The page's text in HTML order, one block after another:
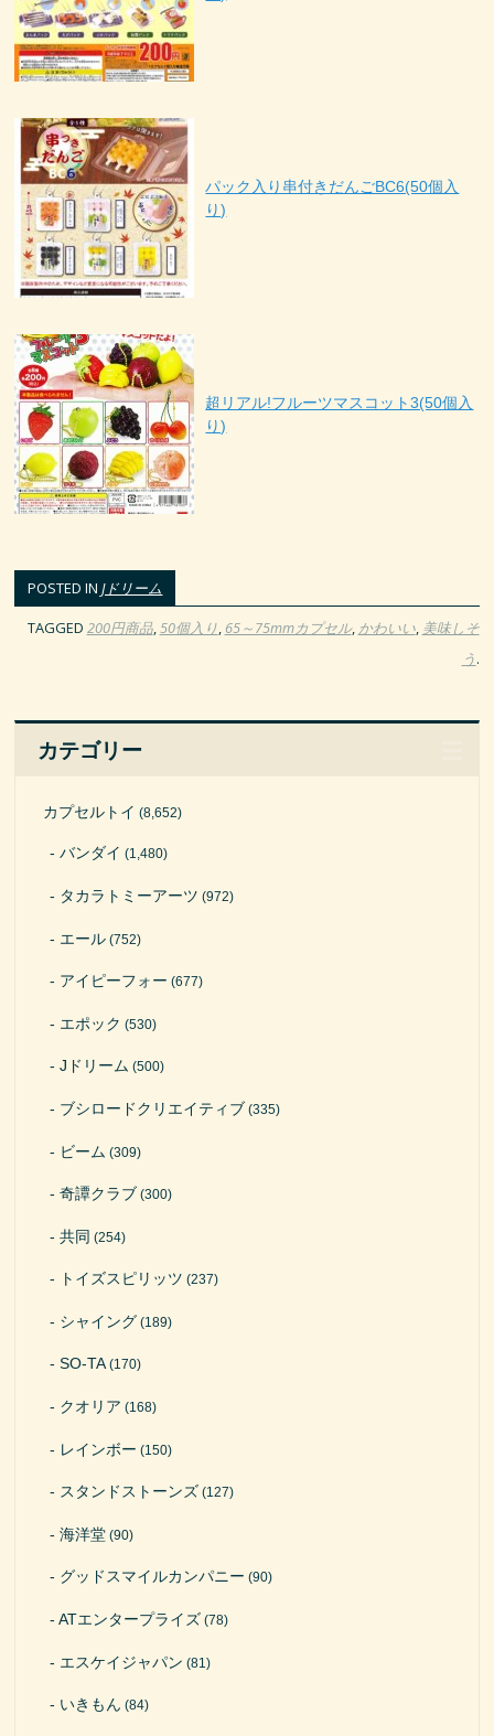
パック入り串付きだんごBC6(50個入
り)
超リアル!フルーツマスコット3(50個入
り)
POSTED INJドリーム
TAGGED 200円商品,50個入り, 65～75mmカプセル, かわいい, 美味しそ
う.
カテゴリー
カプセルトイ (8,652)
バンダイ (1,480)
タカラトミーアーツ (972)
エール (752)
アイピーフォー (677)
エポック (530)
Jドリーム (500)
ブシロードクリエイティブ (335)
ビーム (309)
奇譚クラブ (300)
共同 (254)
トイズスピリッツ (237)
シャイング (189)
SO-TA(170)
クオリア (168)
レインボー (150)
スタンドストーンズ (127)
海洋堂 (90)
グッドスマイルカンパニー (90)
ATエンタープライズ (78)
エスケイジャパン (81)
いきもん (84)